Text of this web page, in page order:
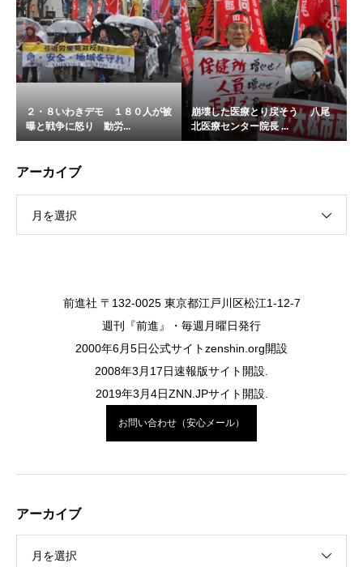
２・８いわきデモ １８０人が被
曝と戦争に怒り 動労...
崩壊した医療とり戻そう 八尾
北医療センター院長 ...
アーカイブ
月を選択
前進社 〒132-0025 東京都江戸川区松江1-12-7
週刊『前進』・毎週月曜日発行
2000年6月5日公式サイトzenshin.org開設
2008年3月17日速報版サイト開設.
2019年3月4日ZNN.JPサイト開設.
お問い合わせ（安心メール）
アーカイブ
月を選択